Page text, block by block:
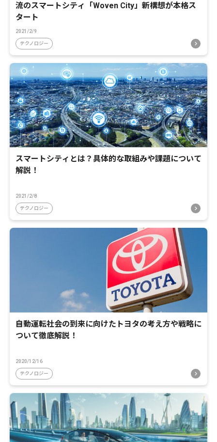
流のスマートシティ「Woven City」新構想が本格ス
タート
2021/2/9
テクノロジー
スマートシティとは？具体的な取組みや課題について
解説！
2021/2/8
テクノロジー
自動運転社会の到来に向けたトヨタの考え方や戦略に
ついて徹底解説！
2020/12/16
テクノロジー